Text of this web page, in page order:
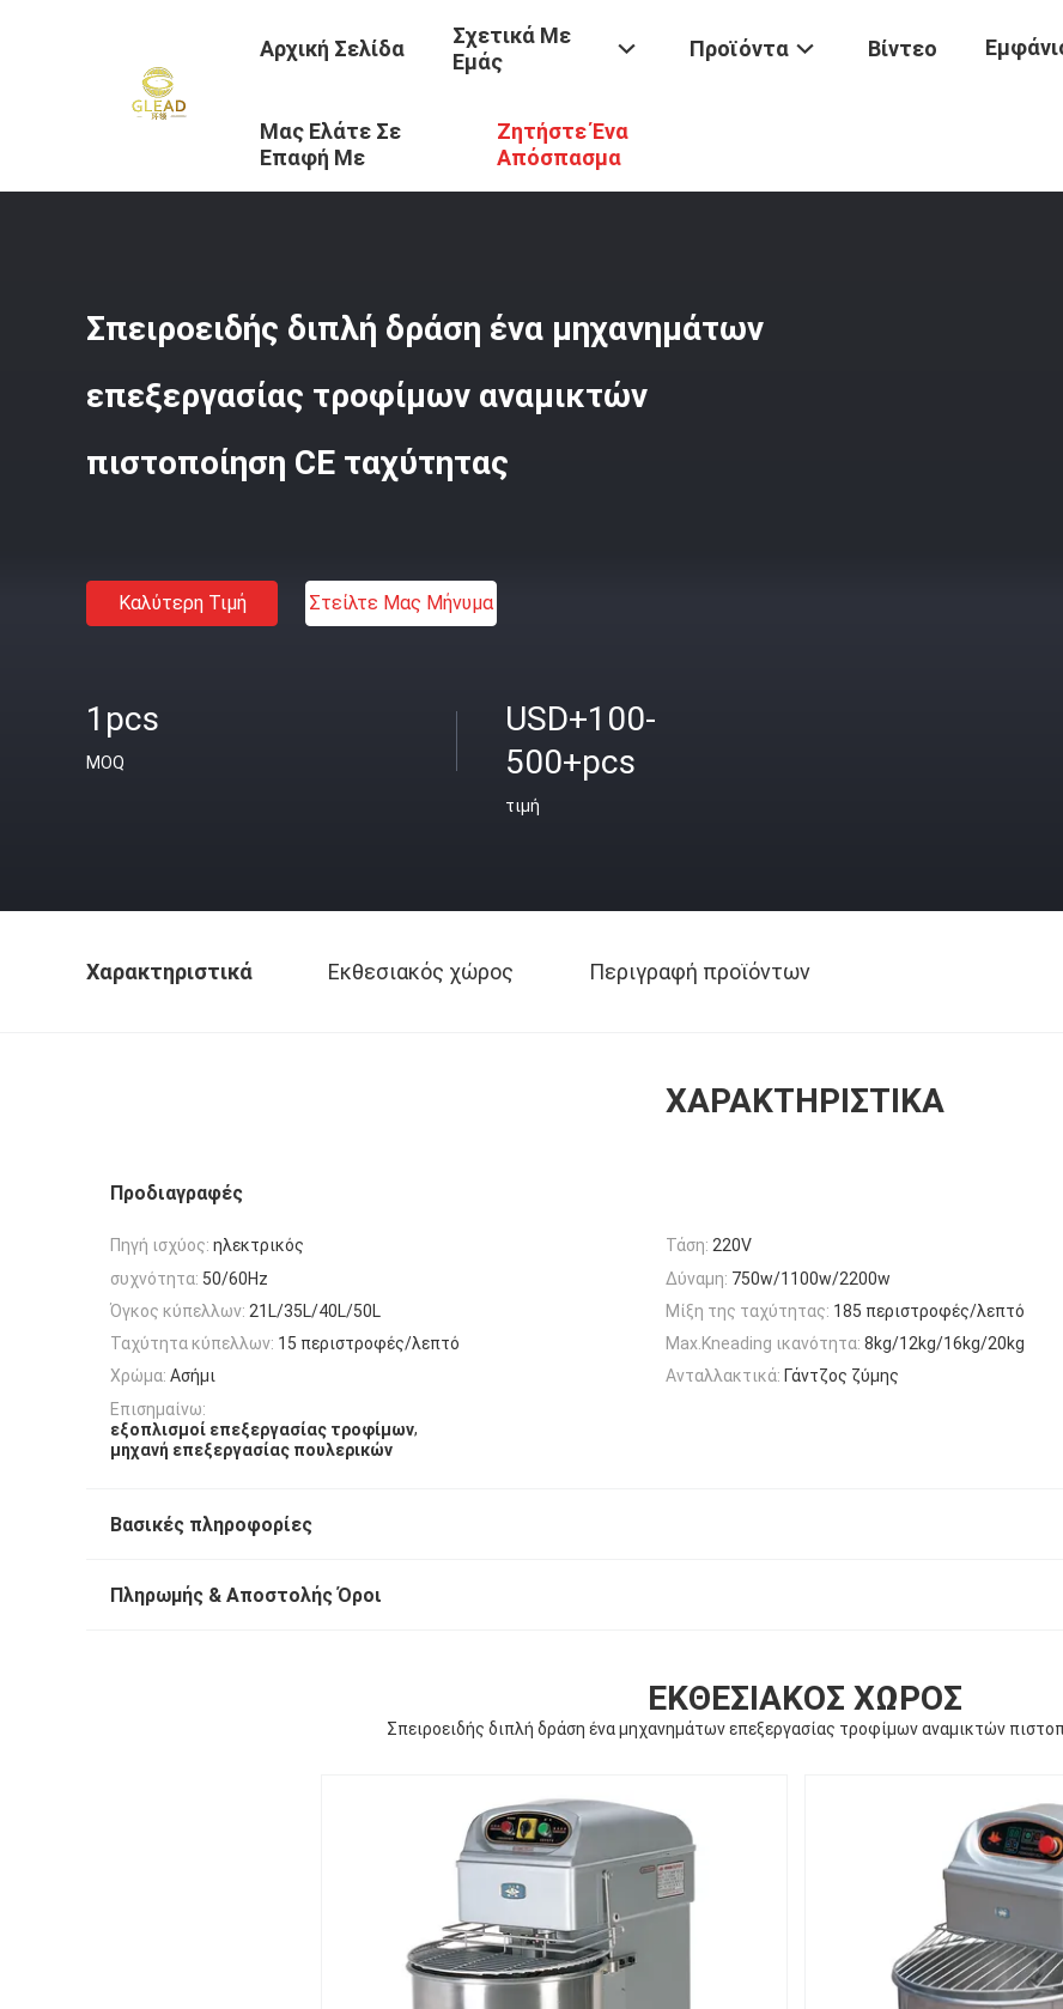
Αρχική Σελίδα
Σχετικά Με
Εμάς
Προϊόντα Βίντεο
Μας Ελάτε Σε
Επαφή Με
Ζητήστε Ένα
Απόσπασμα
Προϊόντα / Μηχανήματα Επεξεργασίας Τροφίμων /
Σπειροειδής διπλή δράση ένα μηχανημάτων
επεξεργασίας τροφίμων αναμικτών
πιστοποίηση CE ταχύτητας
Καλύτερη Τιμή Στείλτε Μας Μήνυμα
1pcs
MOQ
USD+100-
500+pcs
τιμή
Χαρακτηριστικά Εκθεσιακός χώρος Περιγραφή προϊόντων
ΧΑΡΑΚΤΗΡΙΣΤΙΚΆ
Προδιαγραφές
Πηγή ισχύος: ηλεκτρικός Τάση: 220V
συχνότητα: 50/60Hz Δύναμη: 750w/1100w/2200w
Όγκος κύπελλων: 21L/35L/40L/50L Μίξη της ταχύτητας: 185 περιστροφές/λεπτό
Ταχύτητα κύπελλων: 15 περιστροφές/λεπτό Max.Kneading ικανότητα: 8kg/12kg/16kg/20kg
Χρώμα: Ασήμι Ανταλλακτικά: Γάντζος ζύμης
Επισημαίνω:
εξοπλισμοί επεξεργασίας τροφίμων,
μηχανή επεξεργασίας πουλερικών
Βασικές πληροφορίες
Πληρωμής & Αποστολής Όροι
ΕΚΘΕΣΙΑΚΌΣ ΧΏΡΟΣ
Σπειροειδής διπλή δράση ένα μηχανημάτων επεξεργασίας τροφίμων αναμικτών